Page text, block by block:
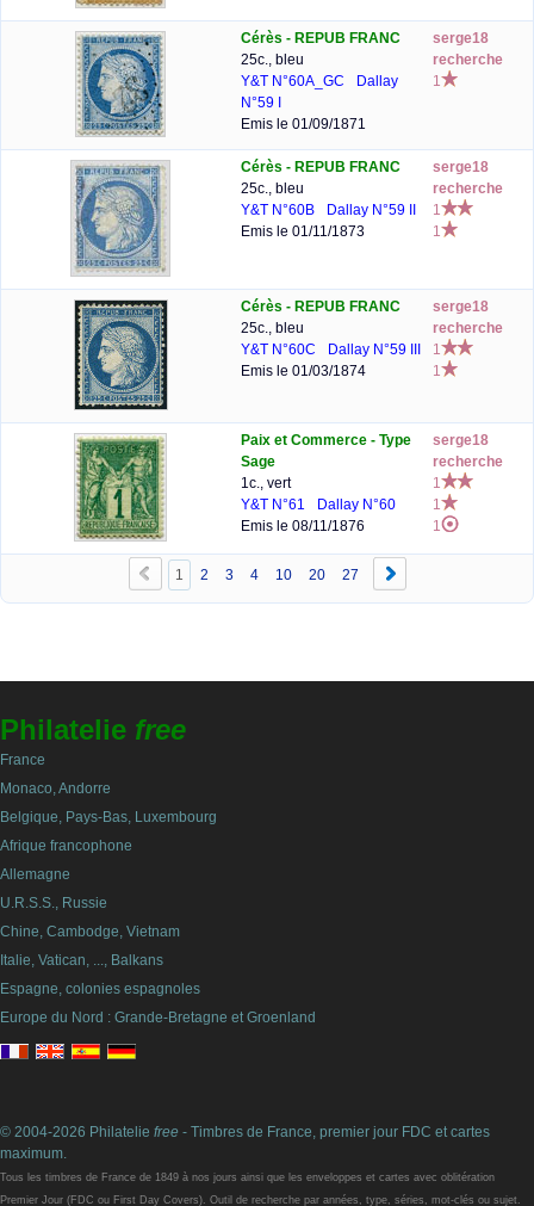
Cérès - REPUB FRANC
25c., bleu
Y&T N°60A_GC
Dallay
N°59 I
Emis le 01/09/1871
serge18
recherche
1
Cérès - REPUB FRANC
25c., bleu
Y&T N°60B
Dallay N°59 II
Emis le 01/11/1873
serge18
recherche
1
1
Cérès - REPUB FRANC
25c., bleu
Y&T N°60C
Dallay N°59 III
Emis le 01/03/1874
serge18
recherche
1
1
Paix et Commerce - Type
Sage
1c., vert
Y&T N°61
Dallay N°60
Emis le 08/11/1876
serge18
recherche
1
1
1
1 2 3 4 10 20 27
Philatelie free
France
Monaco, Andorre
Belgique, Pays-Bas, Luxembourg
Afrique francophone
Allemagne
U.R.S.S., Russie
Chine, Cambodge, Vietnam
Italie, Vatican, ..., Balkans
Espagne, colonies espagnoles
Europe du Nord : Grande-Bretagne et Groenland
© 2004-2026 Philatelie free - Timbres de France, premier jour FDC et cartes
maximum.
Tous les timbres de France de 1849 à nos jours ainsi que les enveloppes et cartes avec oblitération
Premier Jour (FDC ou First Day Covers). Outil de recherche par années, type, séries, mot-clés ou sujet.